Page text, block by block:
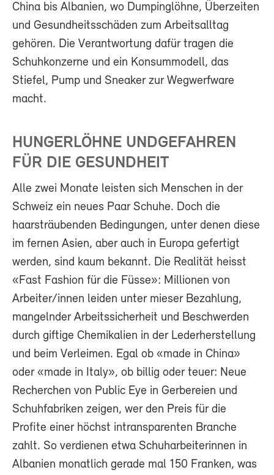
China bis Albanien, wo Dumpinglöhne, Überzeiten
und Gesundheitsschäden zum Arbeitsalltag
gehören. Die Verantwortung dafür tragen die
Schuhkonzerne und ein Konsummodell, das
Stiefel, Pump und Sneaker zur Wegwerfware
macht.
HUNGERLÖHNE UNDGEFAHREN
FÜR DIE GESUNDHEIT
Alle zwei Monate leisten sich Menschen in der
Schweiz ein neues Paar Schuhe. Doch die
haarsträubenden Bedingungen, unter denen diese
im fernen Asien, aber auch in Europa gefertigt
werden, sind kaum bekannt. Die Realität heisst
«Fast Fashion für die Füsse»: Millionen von
Arbeiter/innen leiden unter mieser Bezahlung,
mangelnder Arbeitssicherheit und Beschwerden
durch giftige Chemikalien in der Lederherstellung
und beim Verleimen. Egal ob «made in China»
oder «made in Italy», ob billig oder teuer: Neue
Recherchen von Public Eye in Gerbereien und
Schuhfabriken zeigen, wer den Preis für die
Profite einer höchst intransparenten Branche
zahlt. So verdienen etwa Schuharbeiterinnen in
Albanien monatlich gerade mal 150 Franken, was